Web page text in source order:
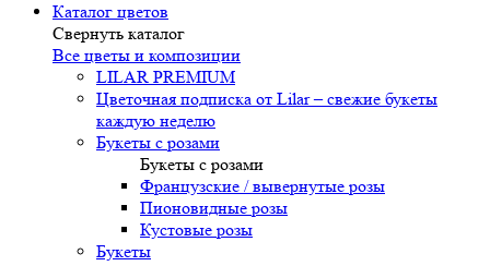
Каталог цветов
Свернуть каталог
Все цветы и композиции
LILAR PREMIUM
Цветочная подписка от Lilar – свежие букеты
каждую неделю
Букеты с розами
Букеты с розами
Французские / вывернутые розы
Пионовидные розы
Кустовые розы
Букеты